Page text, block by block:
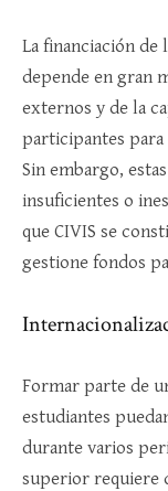
La financiación de
depende en gran
externos y de la
participantes
Sin embargo,
insuficientes o
que CIVIS se
gestione fondos
Formar parte de
estudiantes
durante varios
superior requiere